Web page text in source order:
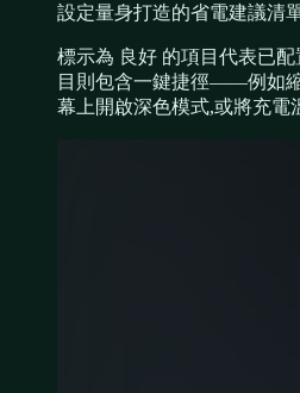
設定量身打造的省電建議清單
標示為 良好 的項目代表已
目則包含一鍵捷徑——例如
幕上開啟深色模式,或將充電